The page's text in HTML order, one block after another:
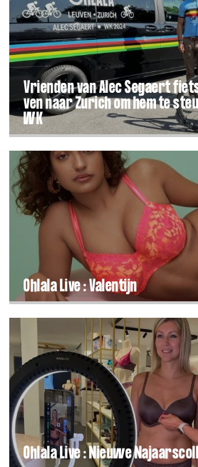
Vrien­den van Alec Segaert
ven naar Zurich om hem te
WK
Ohlala Live : Valentijn
Ohlala Live : Nieuwe